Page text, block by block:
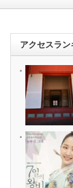
アクセスラン